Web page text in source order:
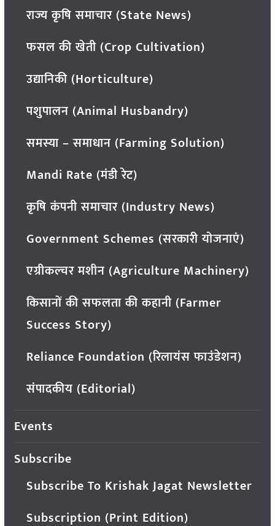
राज्य कृषि समाचार (State News)
फसल की खेती (Crop Cultivation)
उद्यानिकी (Horticulture)
पशुपालन (Animal Husbandry)
समस्या – समाधान (Farming Solution)
Mandi Rate (मंडी रेट)
कृषि कंपनी समाचार (Industry News)
Government Schemes (सरकारी योजनाएं)
एग्रीकल्चर मशीन (Agriculture Machinery)
किसानों की सफलता की कहानी (Farmer
Success Story)
Reliance Foundation (रिलायंस फाउंडेशन)
संपादकीय (Editorial)
Events
Subscribe
Subscribe To Krishak Jagat Newsletter
Subscription (Print Edition)